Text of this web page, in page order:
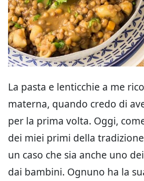
La pasta e lenticchie a me
materna, quando credo di
per la prima volta. Oggi,
dei miei primi della
un caso che sia anche uno
dai bambini. Ognuno ha la